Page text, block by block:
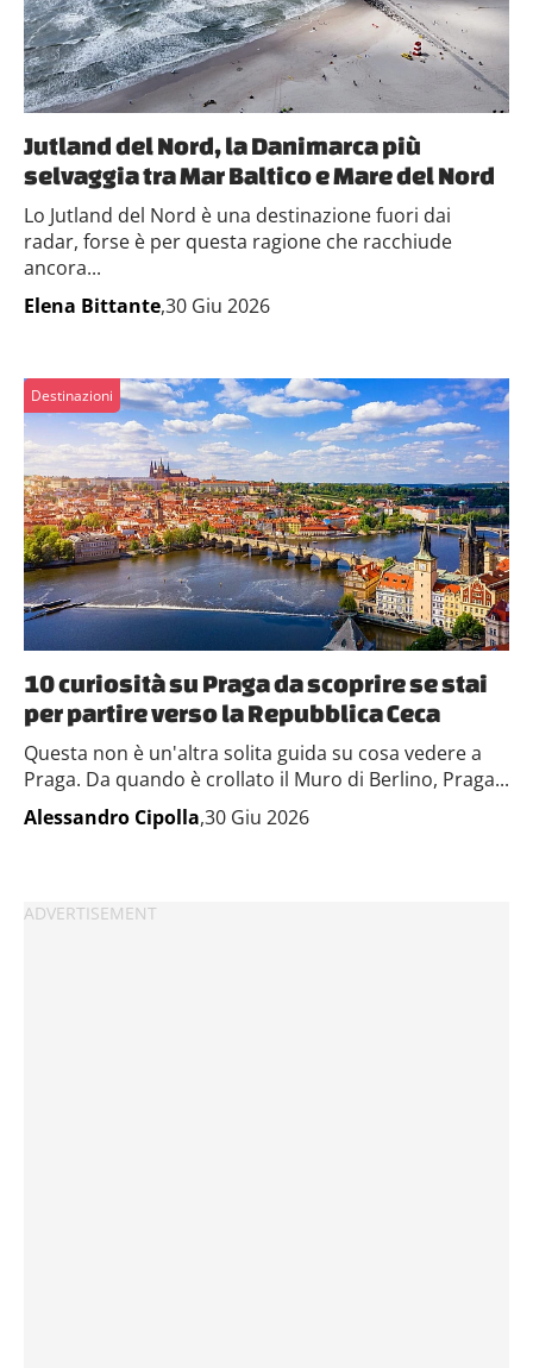
Jutland del Nord, la Danimarca più
selvaggia tra Mar Baltico e Mare del Nord
Lo Jutland del Nord è una destinazione fuori dai
radar, forse è per questa ragione che racchiude
ancora...
Elena Bittante,30 Giu 2026
Destinazioni
10 curiosità su Praga da scoprire se stai
per partire verso la Repubblica Ceca
Questa non è un'altra solita guida su cosa vedere a
Praga. Da quando è crollato il Muro di Berlino, Praga...
Alessandro Cipolla,30 Giu 2026